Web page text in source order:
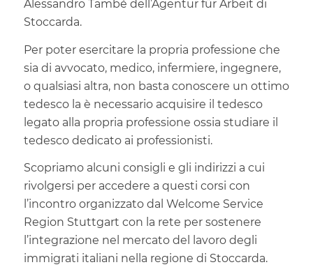
Alessandro També dell’Agentur für Arbeit di
Stoccarda.
Per poter esercitare la propria professione che
sia di avvocato, medico, infermiere, ingegnere,
o qualsiasi altra, non basta conoscere un ottimo
tedesco la è necessario acquisire il tedesco
legato alla propria professione ossia studiare il
tedesco dedicato ai professionisti.
Scopriamo alcuni consigli e gli indirizzi a cui
rivolgersi per accedere a questi corsi con
l’incontro organizzato dal Welcome Service
Region Stuttgart con la rete per sostenere
l’integrazione nel mercato del lavoro degli
immigrati italiani nella regione di Stoccarda.